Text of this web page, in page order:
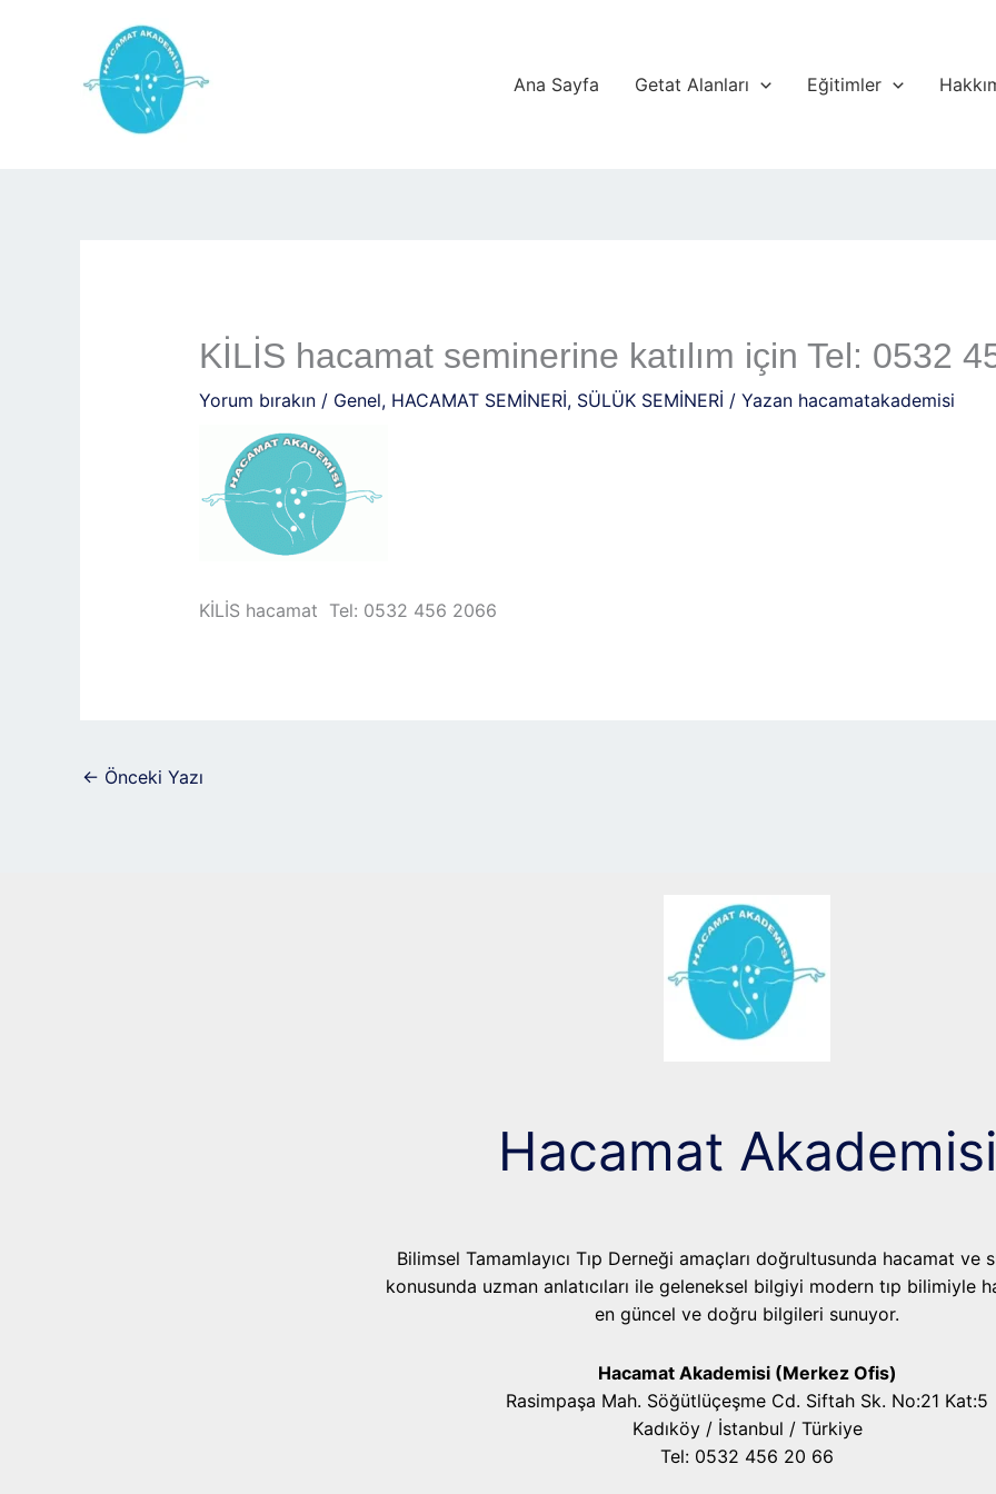
Ana Sayfa
Getat Alanları Eğitimler
KİLİS hacamat seminerine katılım için Tel: 0532
Yorum bırakın / Genel, HACAMAT SEMİNERİ, SÜLÜK SEMİNERİ / Yazan hacamatakademisi
KİLİS hacamat Tel: 0532 456 2066
← Önceki Yazı
Hacamat Akademisi
Bilimsel Tamamlayıcı Tıp Derneği amaçları doğrultusunda hacamat ve
konusunda uzman anlatıcıları ile geleneksel bilgiyi modern tıp bilimiyle
en güncel ve doğru bilgileri sunuyor.
Hacamat Akademisi (Merkez Ofis)
Rasimpaşa Mah. Söğütlüçeşme Cd. Siftah Sk. No:21 Kat:5
Kadıköy / İstanbul / Türkiye
Tel: 0532 456 20 66